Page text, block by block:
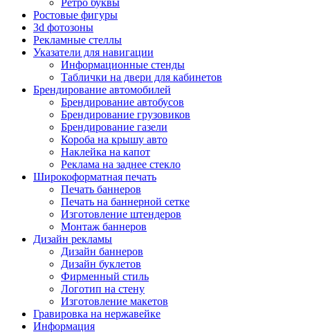
Ростовые фигуры
3d фотозоны
Рекламные стеллы
Указатели для навигации
Информационные стенды
Таблички на двери для кабинетов
Брендирование автомобилей
Брендирование автобусов
Брендирование грузовиков
Брендирование газели
Короба на крышу авто
Наклейка на капот
Реклама на заднее стекло
Широкоформатная печать
Печать баннеров
Печать на баннерной сетке
Изготовление штендеров
Монтаж баннеров
Дизайн рекламы
Дизайн баннеров
Дизайн буклетов
Фирменный стиль
Логотип на стену
Изготовление макетов
Гравировка на нержавейке
Информация